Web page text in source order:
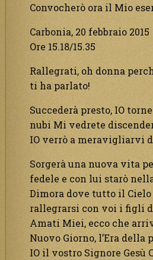
Convocherò ora il Mio
Carbonia, 20 febbraio 2015
Ore 15.18/15.35
Rallegrati, oh donna
ti ha parlato!
Succederà presto, IO
nubi Mi vedrete
IO verrò a meravigliarvi
Sorgerà una nuova vita
fedele e con lui starò
Dimora dove tutto il Cielo
rallegrarsi con voi i figli
Amati Miei, ecco che
Nuovo Giorno, l’Era della
IO il vostro Signore Gesù